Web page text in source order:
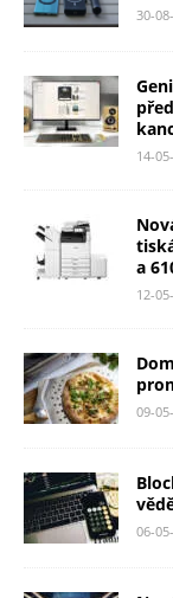
30-
14-
a
12-
09-
06-